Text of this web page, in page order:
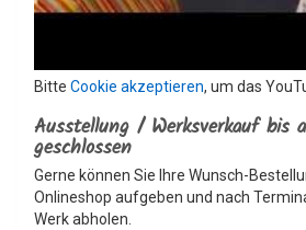
Bitte Cookie akzeptieren, um das
Ausstellung / Werksverkauf bis
geschlossen
Gerne können Sie Ihre Wunsch-
Onlineshop aufgeben und nach
Werk abholen.